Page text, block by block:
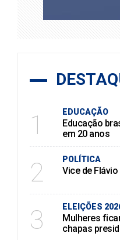
1 EDUCAÇÃO
Educação
em 20 anos
2 POLÍTICA
Vice de
3 ELEIÇÕES
Mulheres
chapas